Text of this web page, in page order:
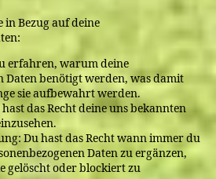
in Bezug auf deine
erfahren, warum deine
Daten benötigt werden, was damit
sie aufbewahrt werden.
das Recht deine uns bekannten
Du hast das Recht wann immer du
Daten zu ergänzen,
gelöscht oder blockiert zu